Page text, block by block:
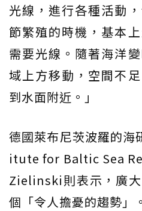
光線，進行各種活動
節繁殖的時機，基本
需要光線。隨著海洋
域上方移動，空間不
到水面附近。」
德國萊布尼茨波羅的
itute for Baltic Sea
Zielinski則表示，廣
個「令人擔憂的趨勢」。